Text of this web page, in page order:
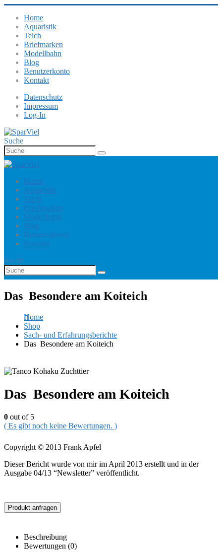
Home
Aquaristik
Teich
Briefmarken
Modellbahn
Blog
Benutzerkonto
Kontakt
Datenschutz
Impressum
Log-In
Suche
Home
Aquaristik
Teich
Briefmarken
Modellbahn
Blog
Benutzerkonto
Kontakt
Suche
Das Besondere am Koiteich
Home
Shop
Sach- und Erfahrungsberichte
Das Besondere am Koiteich
Das Besondere am Koiteich
0 out of 5
( Es gibt noch keine Bewertungen. )
Copyright © 2013 Frank Apfel
Dieser Bericht wurde von mir im April 2013 erstellt und in der
Ausgabe 04/13 “Newsletter” veröffentlicht.
Produkt anfragen
Beschreibung
Bewertungen (0)